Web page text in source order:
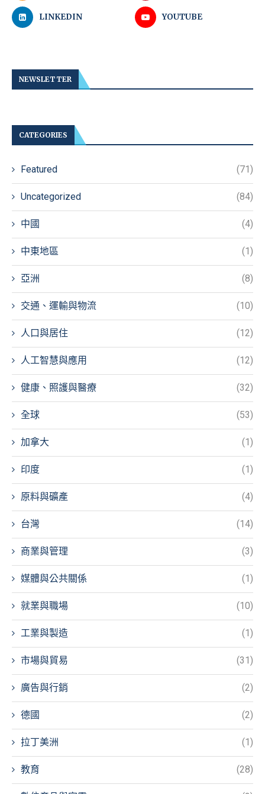
LINKEDIN YOUTUBE
NEWSLETTER
CATEGORIES
Featured (71)
Uncategorized (84)
中國 (4)
中東地區 (1)
亞洲 (8)
交通、運輸與物流 (10)
人口與居住 (12)
人工智慧與應用 (12)
健康、照護與醫療 (32)
全球 (53)
加拿大 (1)
印度 (1)
原料與礦產 (4)
台灣 (14)
商業與管理 (3)
媒體與公共關係 (1)
就業與職場 (10)
工業與製造 (1)
市場與貿易 (31)
廣告與行銷 (2)
德國 (2)
拉丁美洲 (1)
教育 (28)